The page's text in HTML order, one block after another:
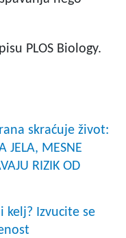
PLOS Biology.
skraćuje život:
JELA, MESNE
RIZIK OD
kelj? Izvucite se